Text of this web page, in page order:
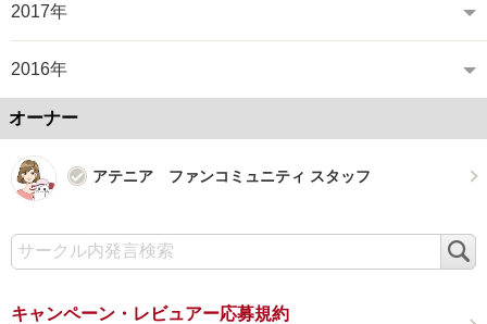
2017年
2016年
オーナー
アテニア ファンコミュニティ スタッフ
索
キャンペーン・レビュアー応募規約